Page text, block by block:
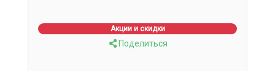
Акции и скидки
Поделиться